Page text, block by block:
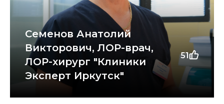
Семенов Анатолий
Викторович, ЛОР-врач,
ЛОР-хирург "Клиники
Эксперт Иркутск"
51